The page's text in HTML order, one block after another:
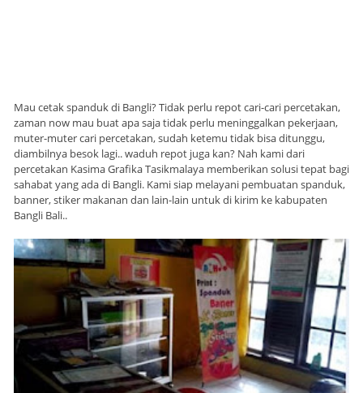
Mau cetak spanduk di Bangli? Tidak perlu repot cari-cari percetakan,
zaman now mau buat apa saja tidak perlu meninggalkan pekerjaan,
muter-muter cari percetakan, sudah ketemu tidak bisa ditunggu,
diambilnya besok lagi.. waduh repot juga kan? Nah kami dari
percetakan Kasima Grafika Tasikmalaya memberikan solusi tepat bagi
sahabat yang ada di Bangli. Kami siap melayani pembuatan spanduk,
banner, stiker makanan dan lain-lain untuk di kirim ke kabupaten
Bangli Bali..